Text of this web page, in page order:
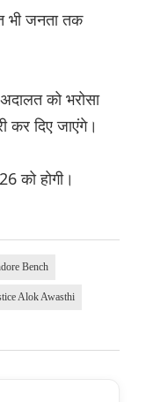
भी जनता तक
को भरोसा
कर दिए जाएंगे।
को होगी।
Bench
Alok Awasthi